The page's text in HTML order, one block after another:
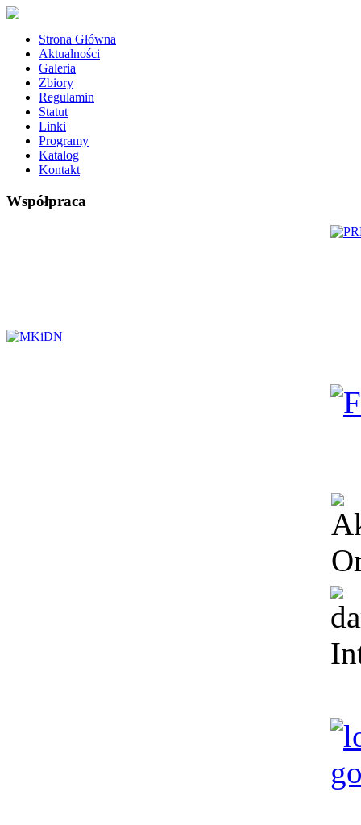
Strona Główna
Aktualności
Galeria
Zbiory
Regulamin
Statut
Linki
Programy
Katalog
Kontakt
Współpraca